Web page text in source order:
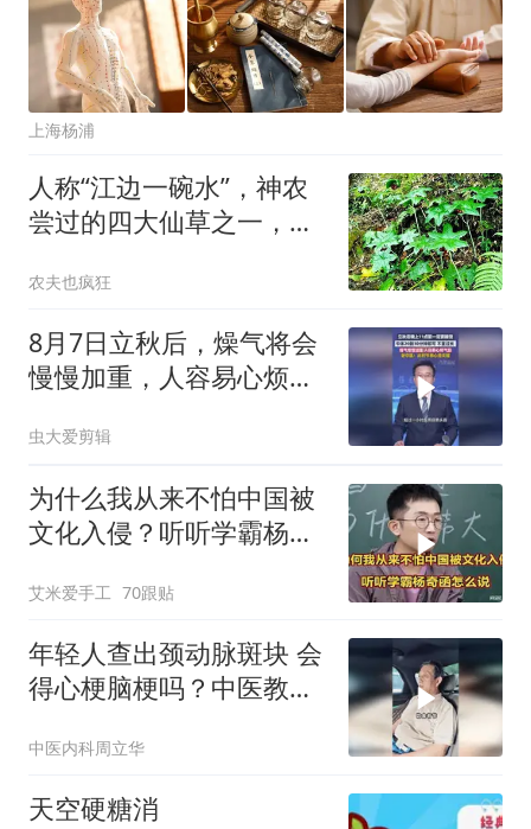
上海杨浦
人称“江边一碗水”，神农
尝过的四大仙草之一，如
遇见千万别采摘！
农夫也疯狂
8月7日立秋后，燥气将会
慢慢加重，人容易心烦气
是关键，尽量晚上11点之
前入睡，早晨6点起床，
午休时
虫大爱剪辑
为什么我从来不怕中国被
文化入侵？听听学霸杨奇
艾米爱手工 70跟贴
年轻人查出颈动脉斑块 会
得心梗脑梗吗？中医教你
中医内科周立华
天空硬糖消